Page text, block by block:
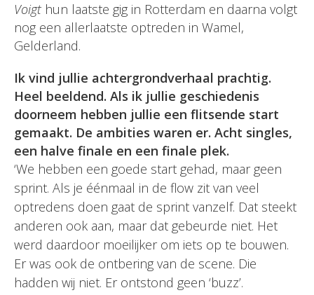
Voigt hun laatste gig in Rotterdam en daarna volgt
nog een allerlaatste optreden in Wamel,
Gelderland.
Ik vind jullie achtergrondverhaal prachtig.
Heel beeldend. Als ik jullie geschiedenis
doorneem hebben jullie een flitsende start
gemaakt. De ambities waren er. Acht singles,
een halve finale en een finale plek.
‘We hebben een goede start gehad, maar geen
sprint. Als je éénmaal in de flow zit van veel
optredens doen gaat de sprint vanzelf. Dat steekt
anderen ook aan, maar dat gebeurde niet. Het
werd daardoor moeilijker om iets op te bouwen.
Er was ook de ontbering van de scene. Die
hadden wij niet. Er ontstond geen ‘buzz’.